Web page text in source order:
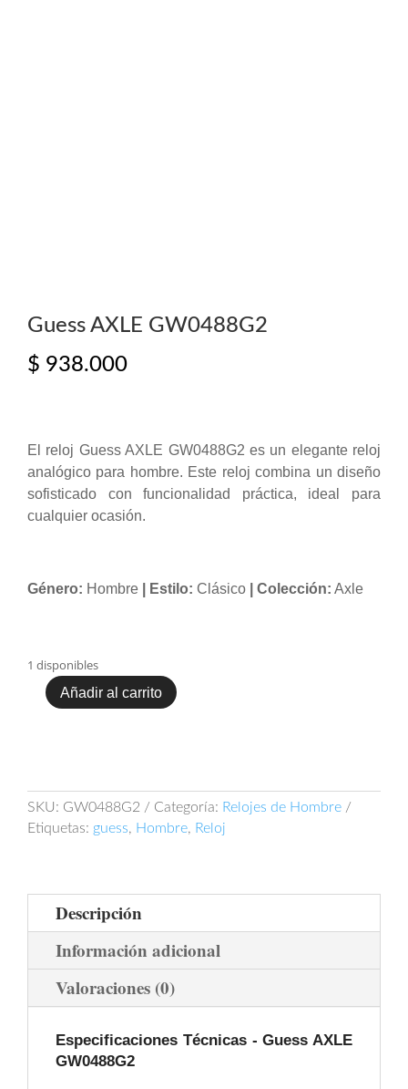
Guess AXLE GW0488G2
$ 938.000
El reloj Guess AXLE GW0488G2 es un elegante reloj
analógico para hombre. Este reloj combina un diseño
sofisticado con funcionalidad práctica, ideal para
cualquier ocasión.
Género: Hombre | Estilo: Clásico | Colección: Axle
1 disponibles
Guess
Añadir al carrito
SKU: GW0488G2 Categoría: Relojes de Hombre
Etiquetas: guess, Hombre, Reloj
Descripción
Información adicional
Valoraciones (0)
Especificaciones Técnicas -Guess AXLE
GW0488G2